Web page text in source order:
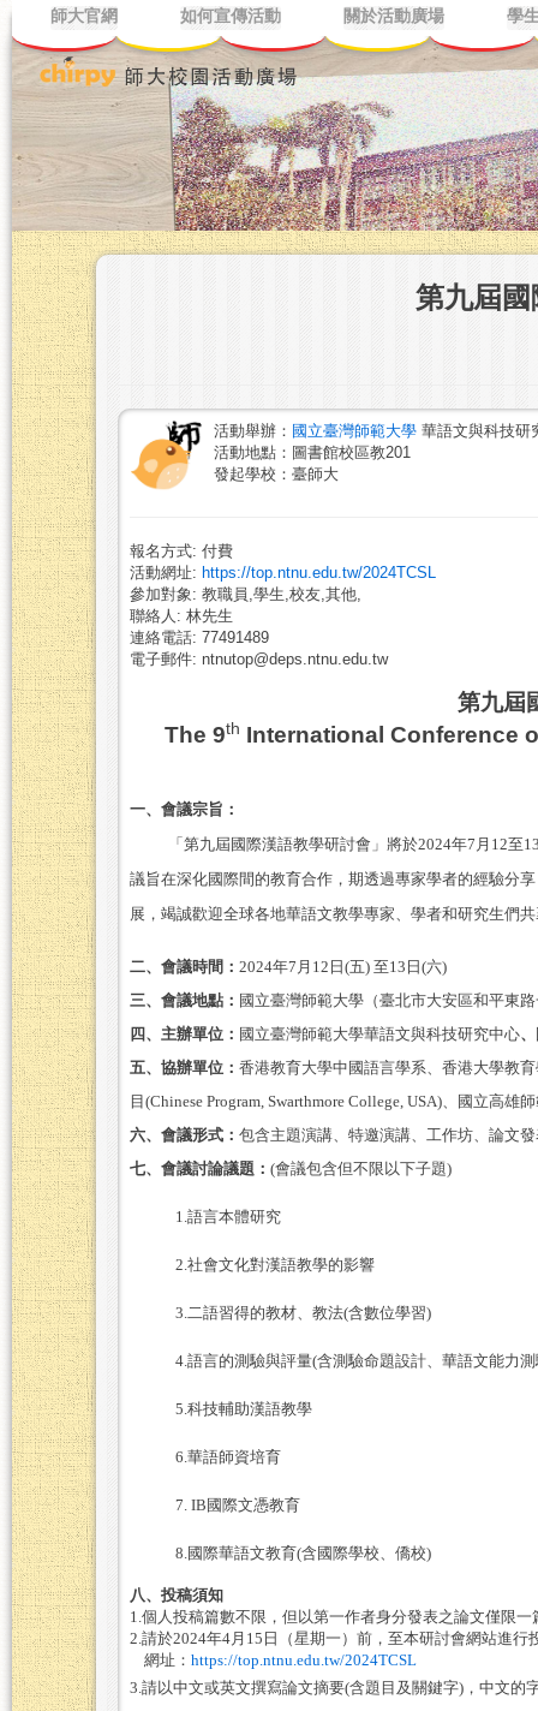
師大官網 如何宣傳活動 關於活動廣場 學
第九屆
活動舉辦： 國立臺灣師範大學 華語文與科技研
活動地點：圖書館校區教201
發起學校：臺師大
報名方式: 付費
活動網址: https://top.ntnu.edu.tw/2024TCSL
參加對象: 教職員,學生,校友,其他,
聯絡人: 林先生
連絡電話: 77491489
電子郵件: ntnutop@deps.ntnu.edu.tw
第九屆
The 9th International Conference
一、會議宗旨：
「 第九屆國際漢語教學研討會 」 將於2024年7 月 12至
議旨在深化國際間的教育合作，期透過專家學者的經驗分
展，竭誠歡迎全球各地華語文教學專家、學者和研究生們
二、會議時間： 2024年7 月 12 日 (五) 至13 日 (六)
三、會議地點： 國立臺灣師範大學（臺北市大安區和平東
四、主辦單位： 國立臺灣師範大學華語文與科技研究中心、
五、協辦單位： 香港教育大學中國語言學系、香港大學教
目 (Chinese Program, Swarthmore College, USA)、國立高雄
六、會議形式： 包含主題演講、特邀演講、工作坊、論文
七、會議討論議題： (會議包含但不限以下子題)
1.語言本體研究
2.社會文化對漢語教學的影響
3.二語習得的教材、教法(含數位學習)
4.語言的測驗與評量(含測驗命題設計、華語文能力
5.科技輔助漢語教學
6.華語師資培育
7. IB 國際文憑教育
8.國際華語文教育(含國際學校、僑校)
八、投稿須知
1.個人投稿篇數不限，但以第一作者身分發表之論文僅限
2.請於2024年4月 15 日（星期一）前，至本研討會網站進行
網址：https://top.ntnu.edu.tw/2024TCSL
3.請以中文或英文撰寫論文摘要(含題目及關鍵字) ，中文的